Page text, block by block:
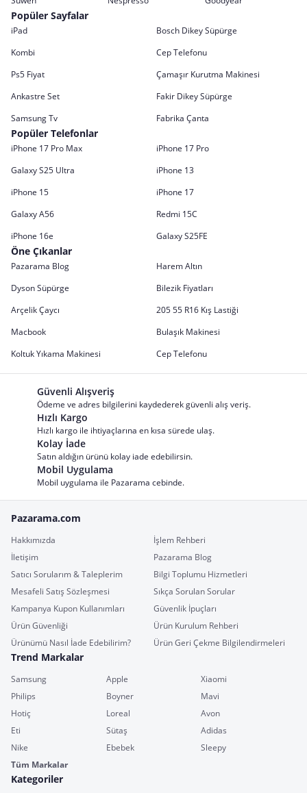
Popüler Sayfalar
iPad
Bosch Dikey Süpürge
Kombi
Cep Telefonu
Ps5 Fiyat
Çamaşır Kurutma Makinesi
Ankastre Set
Fakir Dikey Süpürge
Samsung Tv
Fabrika Çanta
Popüler Telefonlar
iPhone 17 Pro Max
iPhone 17 Pro
Galaxy S25 Ultra
iPhone 13
iPhone 15
iPhone 17
Galaxy A56
Redmi 15C
iPhone 16e
Galaxy S25FE
Öne Çıkanlar
Pazarama Blog
Harem Altın
Dyson Süpürge
Bilezik Fiyatları
Arçelik Çaycı
205 55 R16 Kış Lastiği
Macbook
Bulaşık Makinesi
Koltuk Yıkama Makinesi
Cep Telefonu
Güvenli Alışveriş
Ödeme ve adres bilgilerini kaydederek güvenli alış veriş.
Hızlı Kargo
Hızlı kargo ile ihtiyaçlarına en kısa sürede ulaş.
Kolay İade
Satın aldığın ürünü kolay iade edebilirsin.
Mobil Uygulama
Mobil uygulama ile Pazarama cebinde.
Pazarama.com
Hakkımızda
İşlem Rehberi
İletişim
Pazarama Blog
Satıcı Sorularım & Taleplerim
Bilgi Toplumu Hizmetleri
Mesafeli Satış Sözleşmesi
Sıkça Sorulan Sorular
Kampanya Kupon Kullanımları
Güvenlik İpuçları
Ürün Güvenliği
Ürün Kurulum Rehberi
Ürünümü Nasıl İade Edebilirim?
Ürün Geri Çekme Bilgilendirmeleri
Trend Markalar
Samsung Apple
Xiaomi
Philips
Boyner
Mavi
Hotiç
Loreal
Avon
Eti
Sütaş
Adidas
Nike
Ebebek
Sleepy
Tüm Markalar
Kategoriler